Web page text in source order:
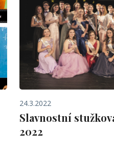
24.3.2022
Slavnostní
2022